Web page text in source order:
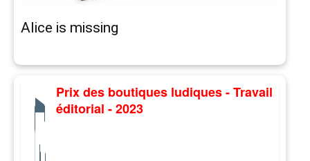
Alice is missing
Prix des boutiques ludiques - Travail
éditorial - 2023